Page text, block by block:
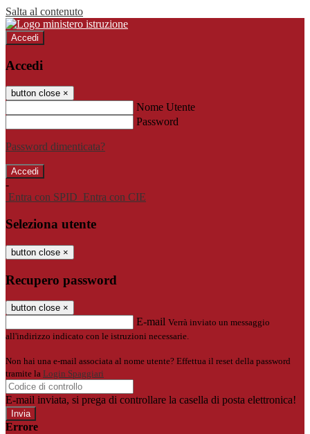
Salta al contenuto
Accedi
Accedi
button close ×
Nome Utente
Password
Password dimenticata?
-
Entra con SPID Entra con CIE
Seleziona utente
button close ×
Recupero password
button close ×
E-mail Verrà inviato un messaggio
all'indirizzo indicato con le istruzioni necessarie.
Non hai una e-mail associata al nome utente? Effettua il reset della password
tramite la Login Spaggiari
E-mail inviata, si prega di controllare la casella di posta elettronica!
Errore